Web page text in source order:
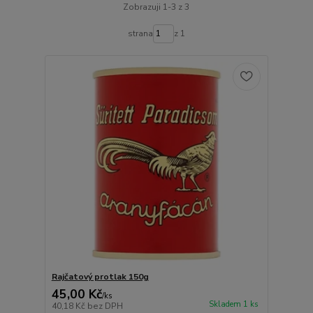
Zobrazuji 1-3 z 3
strana z 1
Rajčatový protlak 150g
45,00 Kč/ks
40,18 Kč bez DPH Skladem 1 ks